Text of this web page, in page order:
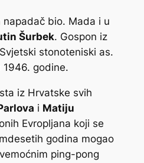
bio. Mada i u
Šurbek. Gospon iz
stonoteniski as.
1946. godine.
iz Hrvatske svih
i Matiju
Evropljana koji se
godina mogao
ping-pong